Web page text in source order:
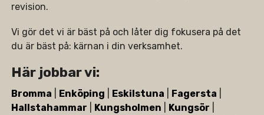
revision.
Vi gör det vi är bäst på och låter dig fokusera på det
du är bäst på: kärnan i din verksamhet.
Här jobbar vi:
Bromma Enköping Eskilstuna Fagersta
Hallstahammar
Kungsholmen Kungsör